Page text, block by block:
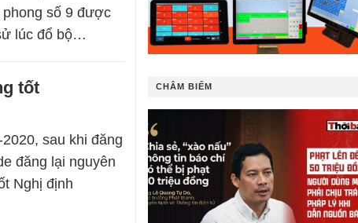
số 9 được
lúc đổ bộ…
tốt
sau khi đăng
đăng lại nguyên
Nghị định
CHÂM BIẾM